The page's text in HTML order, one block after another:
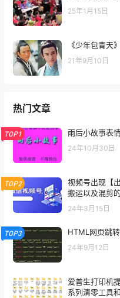
25年1月15日
《少年包青天
21年9月10日
热门文章
TOP1 雨后小故事表
24年10月30日
TOP2
视频号出现【
搬运以及混剪
24年3月15日
TOP3 HTML网页跳
24年9月12日
爱普生打印机
系列清零工具